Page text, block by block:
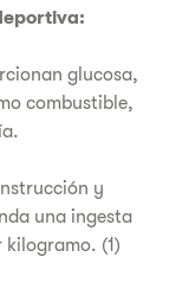
glucosa,
combustible,
y
una ingesta
kilogramo. (1)